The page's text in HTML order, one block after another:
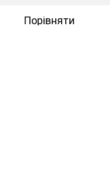
Порівняти